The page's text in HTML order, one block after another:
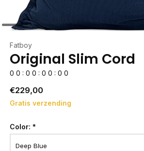
Fatboy
Original Slim Cord
0 0 : 0 0 : 0 0 : 0 0
€229,00
Gratis verzending
Color: *